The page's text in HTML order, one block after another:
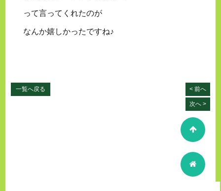
って言ってくれたのが
なんか嬉しかったですね♪
一覧へ戻る < 前へ
次へ >